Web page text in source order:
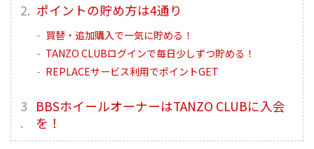
ポイントの貯め方は4通り
買替・追加購入で一気に貯める！
TANZO CLUBログインで毎日少しずつ貯める！
REPLACEサービス利用でポイントGET
BBSホイールオーナーはTANZO CLUBに入会
を！